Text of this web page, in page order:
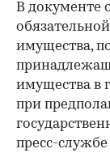
В документе
имущества,
имущества в
при
пресс-